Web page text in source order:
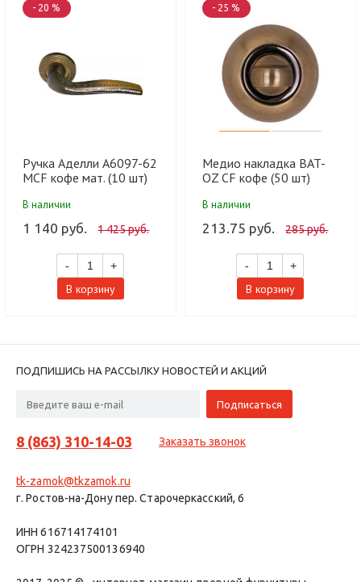
- 20 %
Ручка Аделли A6097-62
MCF кофе мат. (10 шт)
В наличии
1 140 руб. 1 425 руб.
- +
В корзину
- 25 %
Медио накладка BAT-
OZ CF кофе (50 шт)
В наличии
213.75 руб. 285 руб.
- +
В корзину
ПОДПИШИСЬ НА РАССЫЛКУ НОВОСТЕЙ И АКЦИЙ
8 (863) 310-14-03 Заказать звонок
tk-zamok@tkzamok.ru
г. Ростов-на-Дону пер. Старочеркасский, 6
ИНН 616714174101
ОГРН 324237500136940